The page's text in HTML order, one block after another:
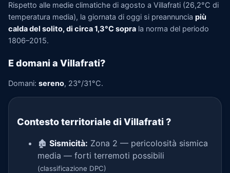
Rispetto alle medie climatiche di agosto a Villafrati (26,2°C di
temperatura media), la giornata di oggi si preannuncia più
calda del solito, di circa 1,3°C sopra la norma del periodo
1806–2015.
E domani a Villafrati?
Domani: sereno, 23°/31°C.
Contesto territoriale di Villafrati ?
🏚️ Sismicità: Zona 2 — pericolosità sismica
media — forti terremoti possibili
(classificazione DPC)